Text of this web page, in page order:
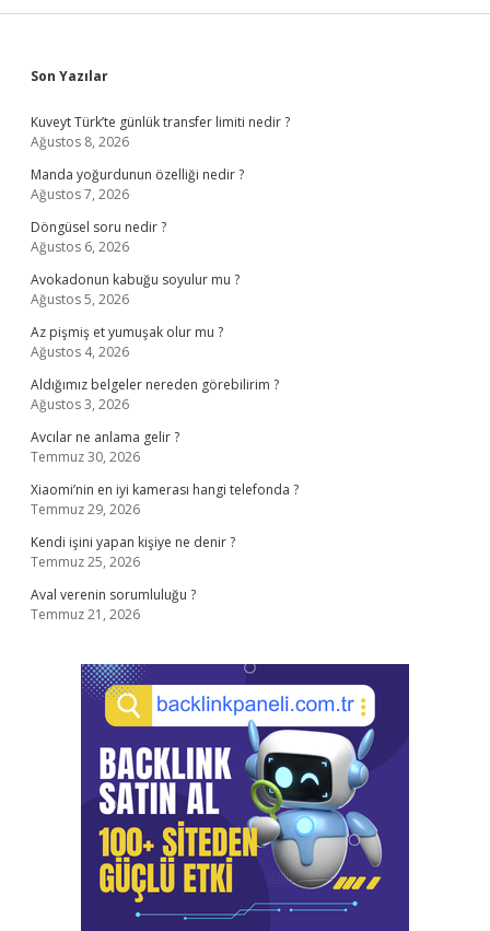
Sidebar
Son Yazılar
Kuveyt Türk’te günlük transfer limiti nedir ?
Ağustos 8, 2026
Manda yoğurdunun özelliği nedir ?
Ağustos 7, 2026
Döngüsel soru nedir ?
Ağustos 6, 2026
Avokadonun kabuğu soyulur mu ?
Ağustos 5, 2026
Az pişmiş et yumuşak olur mu ?
Ağustos 4, 2026
Aldığımız belgeler nereden görebilirim ?
Ağustos 3, 2026
Avcılar ne anlama gelir ?
Temmuz 30, 2026
Xiaomi’nin en iyi kamerası hangi telefonda ?
Temmuz 29, 2026
Kendi işini yapan kişiye ne denir ?
Temmuz 25, 2026
Aval verenin sorumluluğu ?
Temmuz 21, 2026